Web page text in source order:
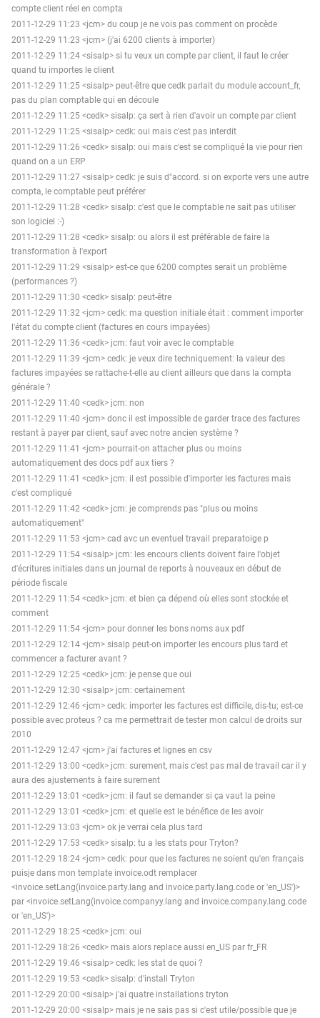
compte client réel en compta
2011-12-29 11:23 <jcm> du coup je ne vois pas comment on procède
2011-12-29 11:23 <jcm> (j'ai 6200 clients à importer)
2011-12-29 11:24 <sisalp> si tu veux un compte par client, il faut le créer
quand tu importes le client
2011-12-29 11:25 <sisalp> peut-être que cedk parlait du module account_fr,
pas du plan comptable qui en découle
2011-12-29 11:25 <cedk> sisalp: ça sert à rien d'avoir un compte par client
2011-12-29 11:25 <sisalp> cedk: oui mais c'est pas interdit
2011-12-29 11:26 <cedk> sisalp: oui mais c'est se compliqué la vie pour rien
quand on a un ERP
2011-12-29 11:27 <sisalp> cedk: je suis d"accord. si on exporte vers une autre
compta, le comptable peut préférer
2011-12-29 11:28 <cedk> sisalp: c'est que le comptable ne sait pas utiliser
son logiciel :-)
2011-12-29 11:28 <cedk> sisalp: ou alors il est préférable de faire la
transformation à l'export
2011-12-29 11:29 <sisalp> est-ce que 6200 comptes serait un problème
(performances ?)
2011-12-29 11:30 <cedk> sisalp: peut-être
2011-12-29 11:32 <jcm> cedk: ma question initiale était : comment importer
l'état du compte client (factures en cours impayées)
2011-12-29 11:36 <cedk> jcm: faut voir avec le comptable
2011-12-29 11:39 <jcm> cedk: je veux dire techniquement: la valeur des
factures impayées se rattache-t-elle au client ailleurs que dans la compta
générale ?
2011-12-29 11:40 <cedk> jcm: non
2011-12-29 11:40 <jcm> donc il est impossible de garder trace des factures
restant à payer par client, sauf avec notre ancien système ?
2011-12-29 11:41 <jcm> pourrait-on attacher plus ou moins
automatiquement des docs pdf aux tiers ?
2011-12-29 11:41 <cedk> jcm: il est possible d'importer les factures mais
c'est compliqué
2011-12-29 11:42 <cedk> jcm: je comprends pas "plus ou moins
automatiquement"
2011-12-29 11:53 <jcm> cad avc un eventuel travail preparatoige p
2011-12-29 11:54 <sisalp> jcm: les encours clients doivent faire l'objet
d'écritures initiales dans un journal de reports à nouveaux en début de
période fiscale
2011-12-29 11:54 <cedk> jcm: et bien ça dépend où elles sont stockée et
comment
2011-12-29 11:54 <jcm> pour donner les bons noms aux pdf
2011-12-29 12:14 <jcm> sisalp peut-on importer les encours plus tard et
commencer a facturer avant ?
2011-12-29 12:25 <cedk> jcm: je pense que oui
2011-12-29 12:30 <sisalp> jcm: certainement
2011-12-29 12:46 <jcm> cedk: importer les factures est difficile, dis-tu; est-ce
possible avec proteus ? ca me permettrait de tester mon calcul de droits sur
2010
2011-12-29 12:47 <jcm> j'ai factures et lignes en csv
2011-12-29 13:00 <cedk> jcm: surement, mais c'est pas mal de travail car il y
aura des ajustements à faire surement
2011-12-29 13:01 <cedk> jcm: il faut se demander si ça vaut la peine
2011-12-29 13:01 <cedk> jcm: et quelle est le bénéfice de les avoir
2011-12-29 13:03 <jcm> ok je verrai cela plus tard
2011-12-29 17:53 <cedk> sisalp: tu a les stats pour Tryton?
2011-12-29 18:24 <jcm> cedk: pour que les factures ne soient qu'en français
puisje dans mon template invoice.odt remplacer
<invoice.setLang(invoice.party.lang and invoice.party.lang.code or 'en_US')>
par <invoice.setLang(invoice.companyy.lang and invoice.company.lang.code
or 'en_US')>
2011-12-29 18:25 <cedk> jcm: oui
2011-12-29 18:26 <cedk> mais alors replace aussi en_US par fr_FR
2011-12-29 19:46 <sisalp> cedk: les stat de quoi ?
2011-12-29 19:53 <cedk> sisalp: d'install Tryton
2011-12-29 20:00 <sisalp> j'ai quatre installations tryton
2011-12-29 20:00 <sisalp> mais je ne sais pas si c'est utile/possible que je